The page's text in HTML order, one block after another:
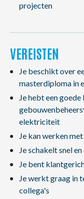
projecten
VEREISTEN
Je beschikt over
masterdiploma in
Je hebt een
elektriciteit
Je kan werken
Je schakelt snel
Je bent
Je werkt graag in
collega's